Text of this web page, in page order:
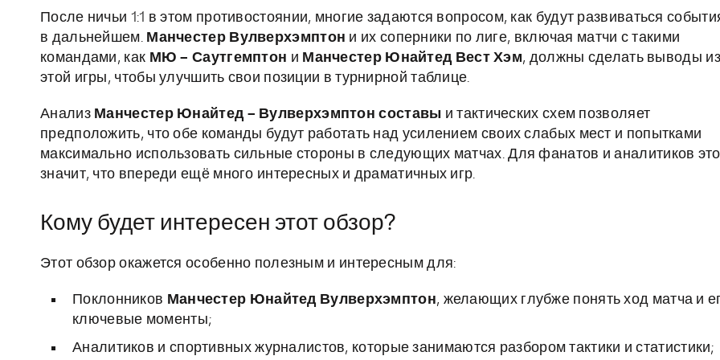
После ничьи 1:1 в этом противостоянии, многие задаются вопросом, как будут развиваться
в дальнейшем. Манчестер Вулверхэмптон и их соперники по лиге, включая матчи с такими
командами, как МЮ – Саутгемптон и Манчестер Юнайтед Вест Хэм, должны сделать выводы из
этой игры, чтобы улучшить свои позиции в турнирной таблице.
Анализ Манчестер Юнайтед – Вулверхэмптон составы и тактических схем позволяет
предположить, что обе команды будут работать над усилением своих слабых мест и попытками
максимально использовать сильные стороны в следующих матчах. Для фанатов и аналитиков это
значит, что впереди ещё много интересных и драматичных игр.
Кому будет интересен этот обзор?
Этот обзор окажется особенно полезным и интересным для:
Поклонников Манчестер Юнайтед Вулверхэмптон, желающих глубже понять ход матча и
ключевые моменты;
Аналитиков и спортивных журналистов, которые занимаются разбором тактики и статистики;